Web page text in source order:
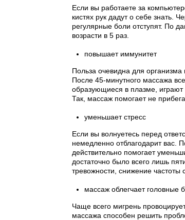
Если вы работаете за
кистях рук дадут о себе знать.
регулярные боли отступят. По
возрасти в 5 раз.
повышает иммунитет
Польза очевидна для
После 45-минутного массажа
образующиеся в плазме,
Так, массаж помогает не
уменьшает стресс
Если вы волнуетесь перед
немедленно отблагодарит вас.
действительно помогает
достаточно было всего лишь
тревожности, снижение частоты
массаж облегчает головные
Чаще всего мигрень
массажа способен решить